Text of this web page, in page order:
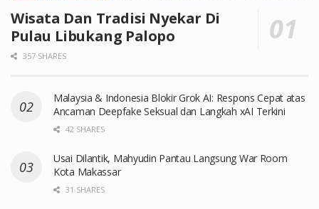
Wisata Dan Tradisi Nyekar Di
Pulau Libukang Palopo
357 SHARES
Malaysia & Indonesia Blokir Grok AI: Respons Cepat atas
Ancaman Deepfake Seksual dan Langkah xAI Terkini
42 SHARES
Usai Dilantik, Mahyudin Pantau Langsung War Room
Kota Makassar
31 SHARES